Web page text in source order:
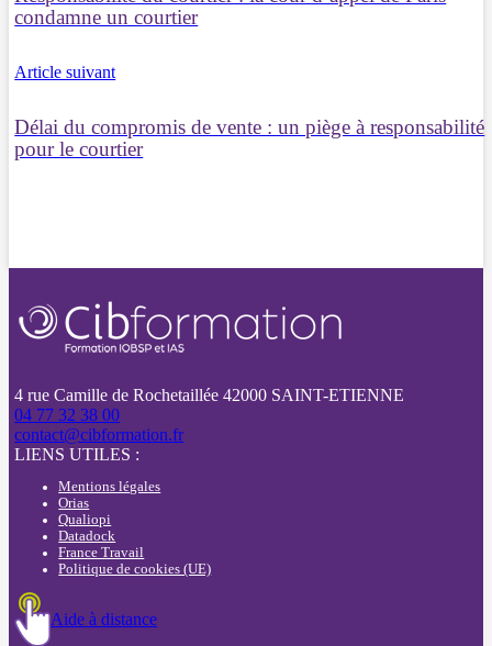
condamne un courtier
Article suivant
Délai du compromis de vente : un piège à responsabilité
pour le courtier
4 rue Camille de Rochetaillée 42000 SAINT-ETIENNE
04 77 32 38 00
contact@cibformation.fr
LIENS UTILES :
Mentions légales
Orias
Qualiopi
Datadock
France Travail
Politique de cookies (UE)
Aide à distance